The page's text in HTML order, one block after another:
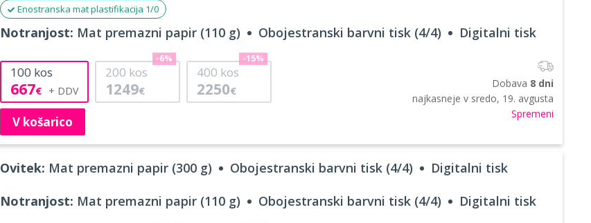
Enostranska mat plastifikacija 1/0
Notranjost: Mat premazni papir (110 g) Obojestranski barvni tisk (4/4) Digitalni tisk
100 kos
667€
200 kos
1249€
-6%
400 kos
2250€
-15%
V košarico
Dobava 8 dni
najkasneje v sredo, 19. avgusta
Spremeni
Ovitek: Mat premazni papir (300 g) Obojestranski barvni tisk (4/4) Digitalni tisk
Notranjost: Mat premazni papir (110 g) Obojestranski barvni tisk (4/4) Digitalni tisk